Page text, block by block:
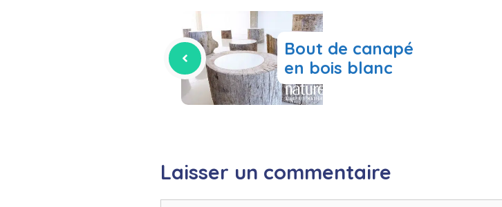
Bout de canapé
en bois blanc
Laisser un commentaire